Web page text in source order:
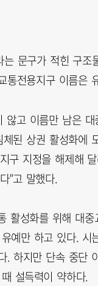
는 문구가 적힌 구
통전용지구 이름은
않고 이름만 남은
된 상권 활성화
구 지정을 해제해
”고 말했다.
활성화를 위해 대
예만 하고 있다.
. 하지만 단속 중
설득력이 약하다.